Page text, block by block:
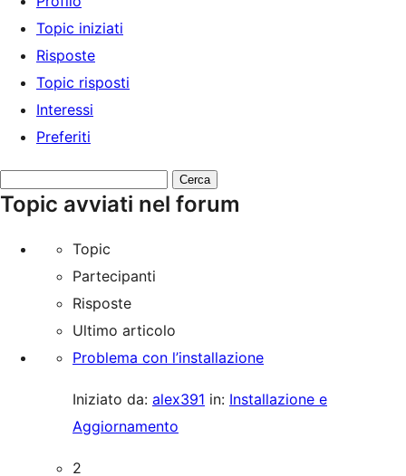
Topic iniziati
Risposte
Topic risposti
Interessi
Preferiti
topic:
Topic avviati nel forum
Topic
Partecipanti
Risposte
Ultimo articolo
Problema con l’installazione
Iniziato da: alex391 in: Installazione e
Aggiornamento
2